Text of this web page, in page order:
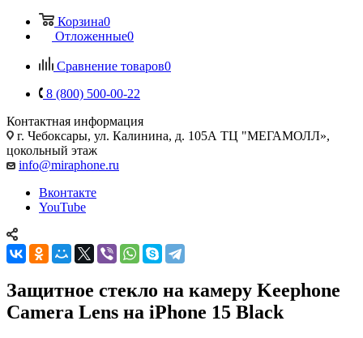
Корзина0
Отложенные0
Сравнение товаров0
8 (800) 500-00-22
Контактная информация
г. Чебоксары, ул. Калинина, д. 105А ТЦ "МЕГАМОЛЛ»,
цокольный этаж
info@miraphone.ru
Вконтакте
YouTube
Защитное стекло на камеру Keephone
Camera Lens на iPhone 15 Black